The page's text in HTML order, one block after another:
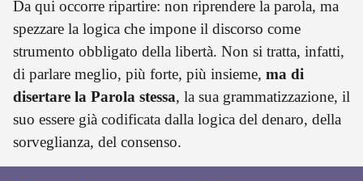
Da qui occorre ripartire: non riprendere la parola, ma
spezzare la logica che impone il discorso come
strumento obbligato della libertà. Non si tratta, infatti,
di parlare meglio, più forte, più insieme, ma di
disertare la Parola stessa, la sua grammatizzazione, il
suo essere già codificata dalla logica del denaro, della
sorveglianza, del consenso.